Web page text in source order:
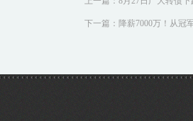
下一篇： 降薪7000万！从冠